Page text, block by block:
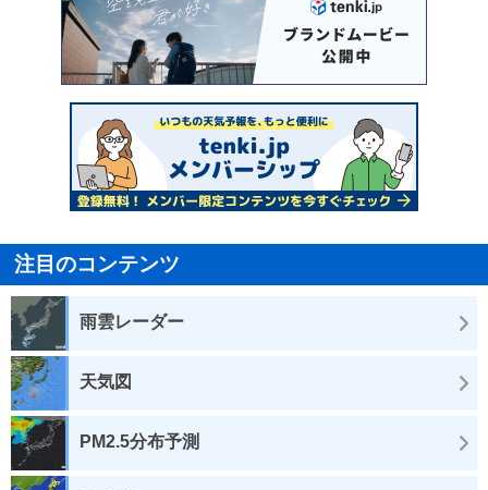
注目のコンテンツ
雨雲レーダー
天気図
PM2.5分布予測